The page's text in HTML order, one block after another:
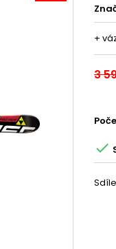
+
3
